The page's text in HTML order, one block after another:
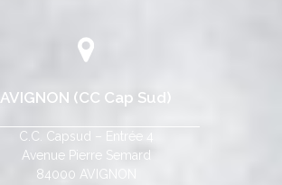
AVIGNON (CC Cap Sud)
C.C. Capsud – Entrée 4
Avenue Pierre Semard
84000 AVIGNON